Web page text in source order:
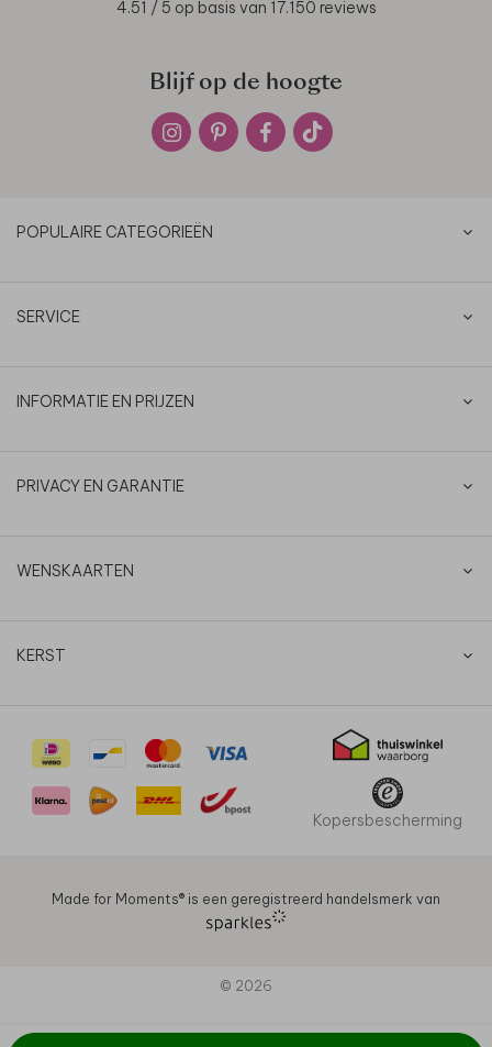
4.51 / 5 op basis van 17.150 reviews
Blijf op de hoogte
POPULAIRE CATEGORIEËN
SERVICE
INFORMATIE EN PRIJZEN
PRIVACY EN GARANTIE
WENSKAARTEN
KERST
Kopersbescherming
Made for Moments®️ is een geregistreerd handelsmerk van
© 2026